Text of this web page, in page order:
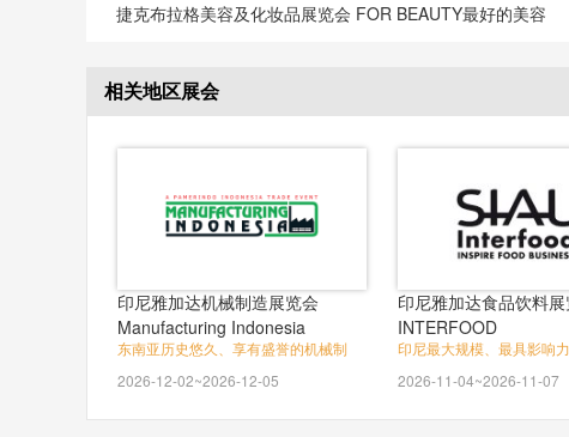
捷克布拉格美容及化妆品展览会 FOR BEAUTY最好的美容
相关地区展会
印尼雅加达机械制造展览会
Manufacturing Indonesia
东南亚历史悠久、享有盛誉的机械制
2026-12-02~2026-12-05
印尼雅加达食品饮料
INTERFOOD
印尼最大规模、最具影响
2026-11-04~2026-11-07